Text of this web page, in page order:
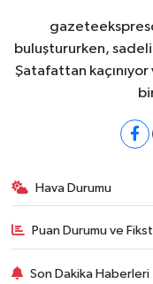
buluştururken,
Şatafattan
Hava Durumu
Puan Durumu ve
Son Dakika Haberleri